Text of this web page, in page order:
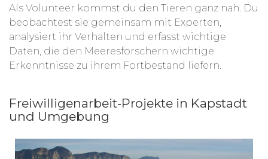
Als Volunteer kommst du den Tieren ganz nah. Du
beobachtest sie gemeinsam mit Experten,
analysiert ihr Verhalten und erfasst wichtige
Daten, die den Meeresforschern wichtige
Erkenntnisse zu ihrem Fortbestand liefern.
Freiwilligenarbeit-Projekte in Kapstadt
und Umgebung